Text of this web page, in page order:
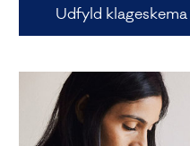
Udfyld klageskema